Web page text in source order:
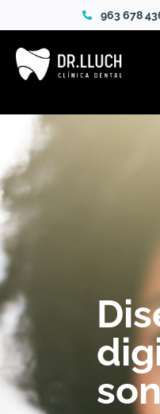
963 678